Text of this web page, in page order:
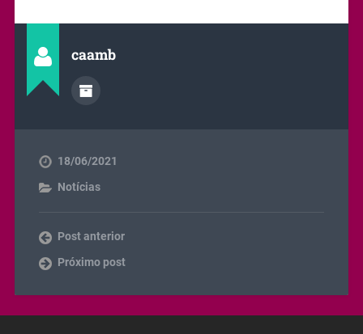
caamb
18/06/2021
Notícias
Post anterior
Próximo post